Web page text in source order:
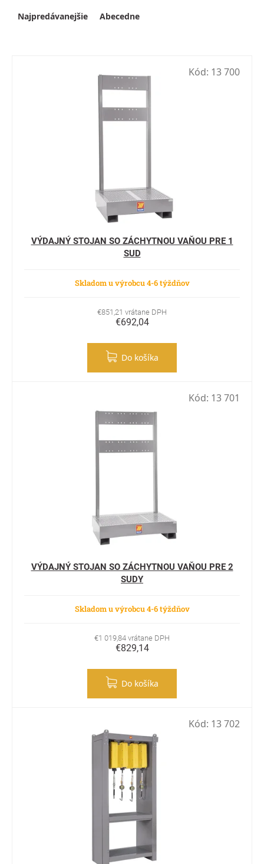
Najpredávanejšie Abecedne
VÝDAJNÝ STOJAN SO ZÁCHYTNOU VAŇOU PRE 1
SUD
Skladom u výrobcu 4-6 týždňov
€851,21 vrátane DPH
€692,04
Do košíka
Kód: 13 700
VÝDAJNÝ STOJAN SO ZÁCHYTNOU VAŇOU PRE 2
SUDY
Skladom u výrobcu 4-6 týždňov
€1 019,84 vrátane DPH
€829,14
Do košíka
Kód: 13 701
Kód: 13 702